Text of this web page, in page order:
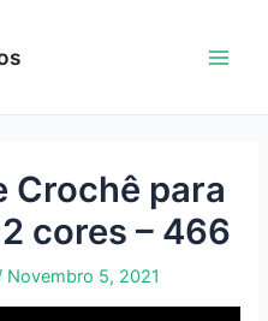
Crochê para
cores – 466
Novembro 5, 2021